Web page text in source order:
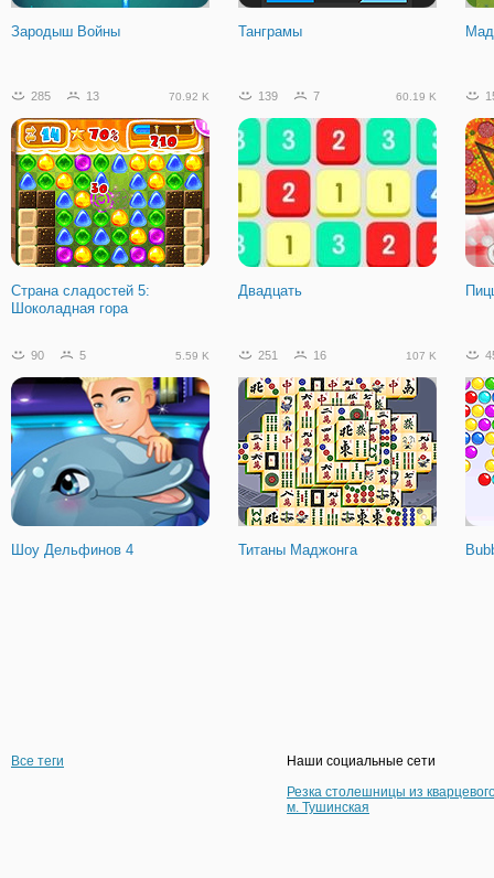
Зародыш Войны Танграмы
285 13 70.92 K
Страна сладостей 5:
Шоколадная гора
139 7 60.19 K
Двадцать
90 5 5.59 K
Шоу Дельфинов 4
251 16 107 K
Титаны Маджонга
Все теги
Наши социальные сети
Резка столешницы из
м. Тушинская